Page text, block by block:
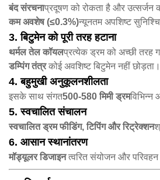
बंद संरचनाप्रदूषण को रोकता है और उत्सर्जन
कम अवशेष (≤0.3%)​न्यूनतम अपशिष्ट
3. बिटुमेन को पूरी तरह हटाना
थर्मल तेल कॉयलप्रत्येक ड्रम को अच्छी तरह
डम्पिंग तंत्र​ कोई अवशिष्ट बिटुमेन नहीं छोड़ता।
4. बहुमुखी अनुकूलनशीलता
इसके साथ संगत500-580 मिमी ड्रम​विभिन्न
5. स्वचालित संचालन
स्वचालित ड्रम फीडिंग, टिपिंग और रिट्रेक्शन
6. आसान स्थानांतरण
मॉड्यूलर डिजाइन त्वरित संयोजन और